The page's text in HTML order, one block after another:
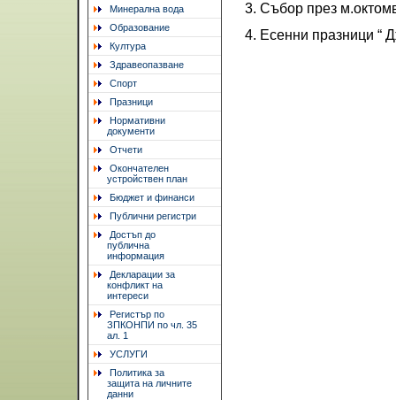
Минерална вода
Образование
Култура
Здравеопазване
Спорт
Празници
Нормативни
документи
Отчети
Окончателен
устройствен план
Бюджет и финанси
Публични регистри
Достъп до
публична
информация
Декларации за
конфликт на
интереси
Регистър по
ЗПКОНПИ по чл. 35
ал. 1
УСЛУГИ
Политика за
защита на личните
данни
3. Събор през
4. Есенни празници “